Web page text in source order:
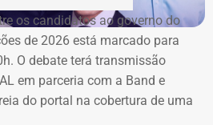
no prazo de 15 dias o contrato
para o mesmo fim
e equipamentos). Na ocasião, a
suspensão imediata dos
do acordo milionário, que
os candidatos ao ⁠governo do
de 2026 está marcado para
O debate terá transmissão
em parceria com a Band e
do portal na cobertura de uma